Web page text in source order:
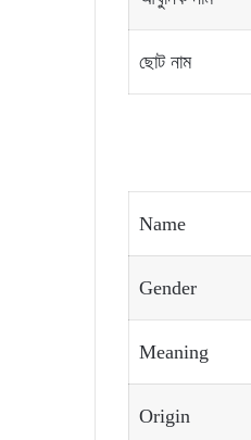
ছোট নাম
Name
Gender
Meaning
Origin